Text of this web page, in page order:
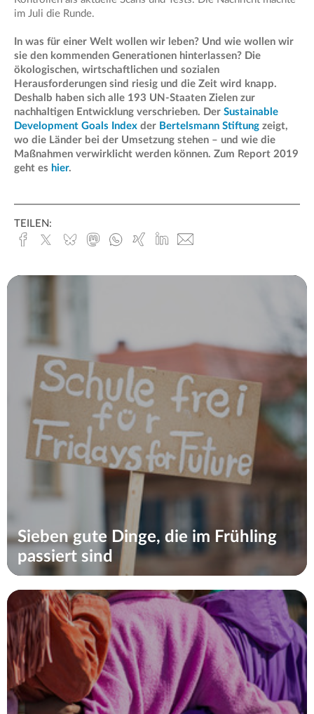
im Juli die Runde.
In was für einer Welt wollen wir leben? Und wie wollen wir
sie den kommenden Generationen hinterlassen? Die
ökologischen, wirtschaftlichen und sozialen
Herausforderungen sind riesig und die Zeit wird knapp.
Deshalb haben sich alle 193 UN-Staaten Zielen zur
nachhaltigen Entwicklung verschrieben. Der Sustainable
Development Goals Index der Bertelsmann Stiftung zeigt,
wo die Länder bei der Umsetzung stehen – und wie die
Maßnahmen verwirklicht werden können. Zum Report 2019
geht es hier.
TEILEN:
Facebook
x.com BlueskyMastodonWhatsapp
Xing
Linked
Sieben gute Dinge, die im Frühling
passiert sind